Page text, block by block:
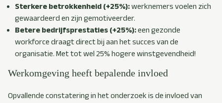
Sterkere betrokkenheid (+25%):werknemers voelen zich
gewaardeerd en zijn gemotiveerder.
Betere bedrijfsprestaties (+25%):een gezonde
workforce draagt direct bij aan het succes van de
organisatie. Met tot wel 25% hogere winstgevendheid!
Werkomgeving heeft bepalende invloed
Opvallende constatering in het onderzoek is de invloed van